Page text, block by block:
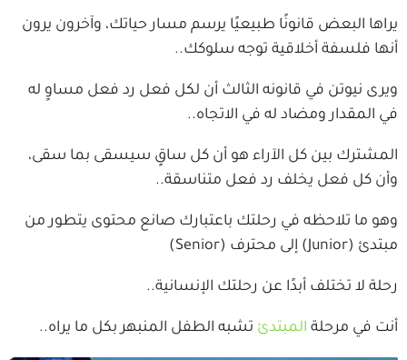
يراها البعض قانونًا طبيعيًا يرسم مسار حياتك، وآخرون يرون
أنها فلسفة أخلاقية توجه سلوكك..
ويرى نيوتن في قانونه الثالث أن لكل فعل رد فعل مساوٍ له
في المقدار ومضاد له في الاتجاه..
المشترك بين كل الآراء هو أن كل ساقٍ سيسقى بما سقى،
وأن كل فعل يخلف رد فعل متناسقة..
وهو ما تلاحظه في رحلتك باعتبارك صانع محتوى يتطور من
مبتدئ (Junior) إلى محترف (Senior)
رحلة لا تختلف أبدًا عن رحلتك الإنسانية..
أنت في مرحلة المبتدئ تشبه الطفل المنبهر بكل ما يراه..